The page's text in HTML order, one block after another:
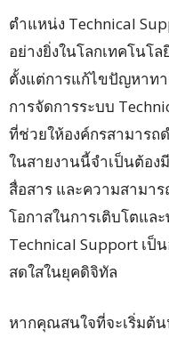
ตำแหน่ง Technical
อย่างยิ่งในโลกเทคโนโ
ตั้งแต่การแก้ไขปัญหาท
การจัดการระบบ
ที่ช่วยให้องค์กรสามารถ
ในสายงานนี้จำเป็นต้อง
สื่อสาร และความสามา
โอกาสในการเติบโตแล
Technical Support เ
สดใสในยุคดิจิทัล
หากคุณสนใจที่จะเริ่มต้